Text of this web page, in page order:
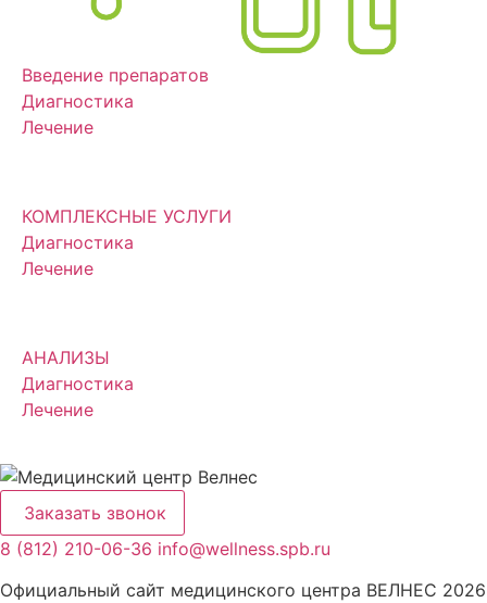
Введение препаратов
Диагностика
Лечение
КОМПЛЕКСНЫЕ УСЛУГИ
Диагностика
Лечение
АНАЛИЗЫ
Диагностика
Лечение
Заказать звонок
8 (812) 210-06-36 info@wellness.spb.ru
Официальный сайт медицинского центра ВЕЛНЕС 2026